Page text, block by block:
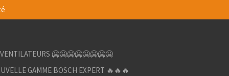
VENTILATEURS 🥶🥶🥶🥶🥶🥶🥶🥶
GAMME BOSCH EXPERT 🔥🔥🔥